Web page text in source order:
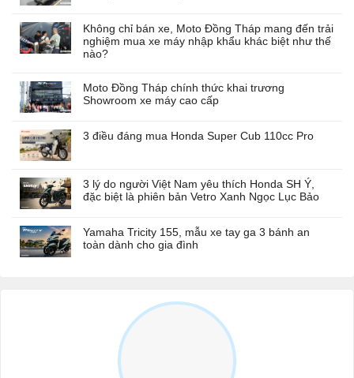
Không chỉ bán xe, Moto Đồng Tháp mang đến trải
nghiệm mua xe máy nhập khẩu khác biệt như thế
nào?
Moto Đồng Tháp chính thức khai trương
Showroom xe máy cao cấp
3 điều đáng mua Honda Super Cub 110cc Pro
3 lý do người Việt Nam yêu thích Honda SH Ý,
đặc biệt là phiên bản Vetro Xanh Ngọc Lục Bảo
Yamaha Tricity 155, mẫu xe tay ga 3 bánh an
toàn dành cho gia đình